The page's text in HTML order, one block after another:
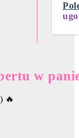
w
🔥